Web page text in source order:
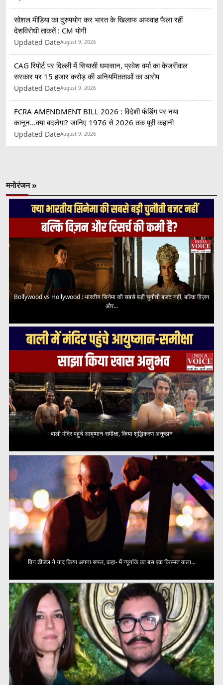
सोशल मीडिया का दुरुपयोग कर भारत के खिलाफ अफवाह फैला रहीं
देशविरोधी ताकतें : CM योगी
Updated DateAugust 9, 2026
CAG रिपोर्ट पर दिल्ली में सियासी घमासान, प्रवेश वर्मा का केजरीवाल
सरकार पर 15 हजार करोड़ की अनियमितताओं का आरोप
Updated DateAugust 9, 2026
FCRA AMENDMENT BILL 2026 : विदेशी फंडिंग पर नया
कानून...क्या बदलेगा? जानिए 1976 से 2026 तक पूरी कहानी
Updated DateAugust 9, 2026
मनोरंजन »
Bollywood vs Hollywood : भारतीय सिनेमा की सबसे बड़ी चुनौती बजट नहीं, बल्कि विज़न
और...
बाली मंदिर पहुंचे आयुष्मान-समीक्षा, किया शुद्धिकरण अनुष्ठान
विन डीजल ने याद किया अपना सफर, कहा- मैं न्यूयॉर्क का बस एक किस्मत वाला...